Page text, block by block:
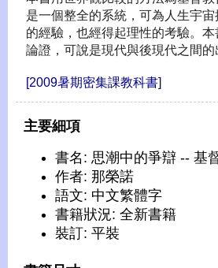
是一個整全的系統，可為人生宇
的經驗，也經得起理性的考驗。
論證，可說是現代與後現代之間的
[2009暑期密集課教科書]
主要細項
書名: 思潮中的爭辯 -- 基
作者: 那榮諾
語文: 中文繁體字
書籍狀況: 全新書籍
裝訂: 平裝